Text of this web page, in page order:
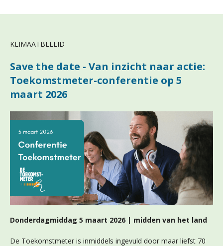
KLIMAATBELEID
Save the date - Van inzicht naar actie:
Toekomstmeter-conferentie op 5
maart 2026
Donderdagmiddag 5 maart 2026 | midden van het land
De Toekomstmeter is inmiddels ingevuld door maar liefst 70